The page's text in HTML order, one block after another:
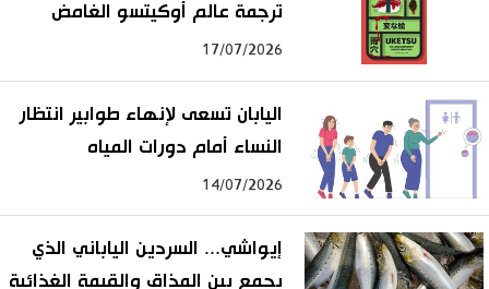
ترجمة عالم أوكيتسو الغامض
17/07/2026
اليابان تسعى لإنهاء طوابير انتظار
النساء أمام دورات المياه
14/07/2026
إيواشي... السردين الياباني الذي
يجمع بين المذاق والقيمة الغذائية